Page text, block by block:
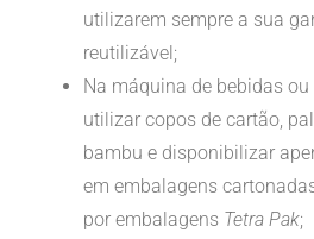
utilizarem sempre a sua
reutilizável;
Na máquina de bebidas
utilizar copos de cartão,
bambu e disponibilizar
em embalagens
por embalagens Tetra Pak;